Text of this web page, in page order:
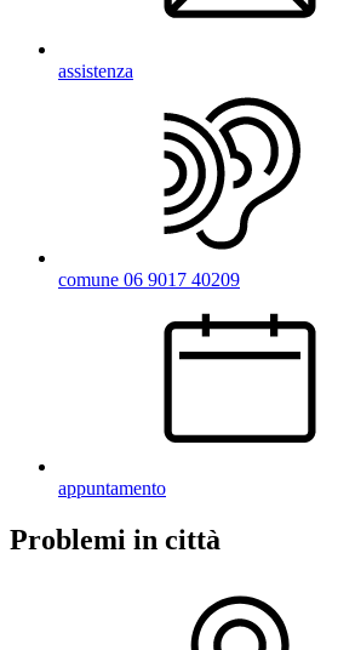
assistenza
comune 06 9017 40209
appuntamento
Problemi in città